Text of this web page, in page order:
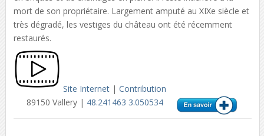
mort de son propriétaire. Largement amputé au XIXe siècle et
très dégradé, les vestiges du château ont été récemment
restaurés.
Site Internet| Contribution
89150 Vallery | 48.241463 3.050534